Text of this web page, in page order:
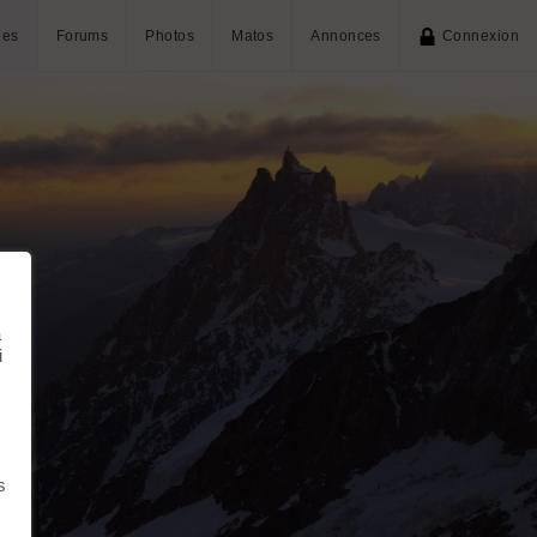
Forums Photos Matos Annonces Connexion